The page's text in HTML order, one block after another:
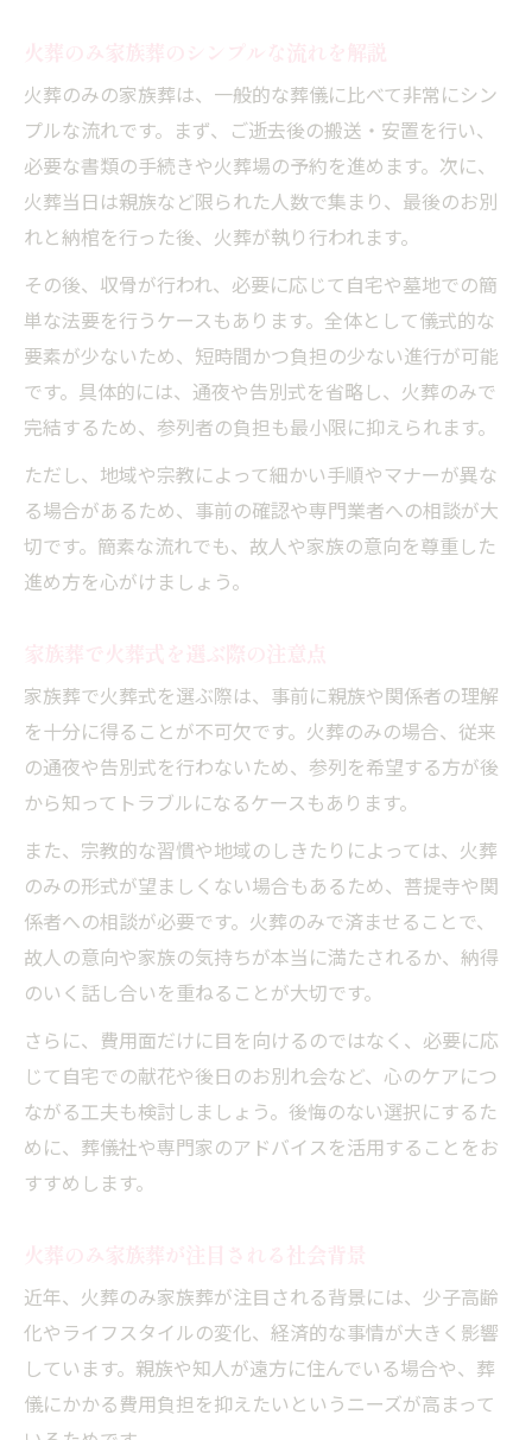
火葬のみの家族葬は、一般的な葬儀に比べて非常にシン
プルな流れです。まず、ご逝去後の搬送・安置を行い、
必要な書類の手続きや火葬場の予約を進めます。次に、
火葬当日は親族など限られた人数で集まり、最後のお別
れと納棺を行った後、火葬が執り行われます。
その後、収骨が行われ、必要に応じて自宅や墓地での簡
単な法要を行うケースもあります。全体として儀式的な
要素が少ないため、短時間かつ負担の少ない進行が可能
です。具体的には、通夜や告別式を省略し、火葬のみで
完結するため、参列者の負担も最小限に抑えられます。
ただし、地域や宗教によって細かい手順やマナーが異な
る場合があるため、事前の確認や専門業者への相談が大
切です。簡素な流れでも、故人や家族の意向を尊重した
進め方を心がけましょう。
家族葬で火葬式を選ぶ際は、事前に親族や関係者の理解
を十分に得ることが不可欠です。火葬のみの場合、従来
の通夜や告別式を行わないため、参列を希望する方が後
から知ってトラブルになるケースもあります。
また、宗教的な習慣や地域のしきたりによっては、火葬
のみの形式が望ましくない場合もあるため、菩提寺や関
係者への相談が必要です。火葬のみで済ませることで、
故人の意向や家族の気持ちが本当に満たされるか、納得
のいく話し合いを重ねることが大切です。
さらに、費用面だけに目を向けるのではなく、必要に応
じて自宅での献花や後日のお別れ会など、心のケアにつ
ながる工夫も検討しましょう。後悔のない選択にするた
めに、葬儀社や専門家のアドバイスを活用することをお
すすめします。
近年、火葬のみ家族葬が注目される背景には、少子高齢
化やライフスタイルの変化、経済的な事情が大きく影響
しています。親族や知人が遠方に住んでいる場合や、葬
儀にかかる費用負担を抑えたいというニーズが高まって